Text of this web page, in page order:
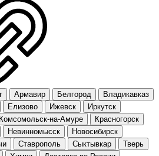
Армавир Белгород
Владикавказ
Елизово Ижевск
Иркутск
Комсомольск-на-Амуре
Красногорск
Невинномысск
Новосибирск
Ставрополь Сыктывкар
Тверь